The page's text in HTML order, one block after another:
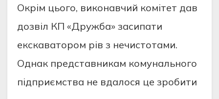
Окрім цього, виконавчий комітет дав
дозвіл КП «Дружба» засипати
екскаватором рів з нечистотами.
Однак представникам комунального
підприємства не вдалося це зробити